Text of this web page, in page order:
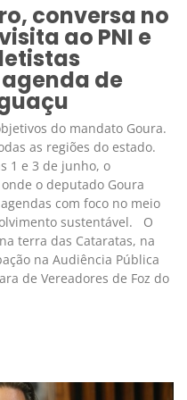
conversa no
ao PNI e
de
do mandato Goura.
as regiões do estado.
1 e 3 de junho, o
o deputado Goura
com foco no meio
sustentável. O
terra das Cataratas, na
na Audiência Pública
de Vereadores de Foz do